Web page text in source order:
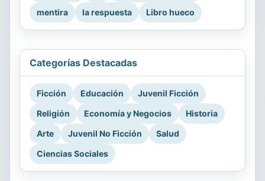
mentira
la respuesta Libro hueco
Categorías Destacadas
Ficción Educación
Juvenil Ficción
Religión
Economía y Negocios
Historia
Arte
Juvenil No Ficción
Salud
Ciencias Sociales